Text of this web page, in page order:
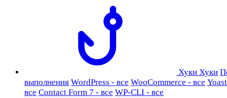
Хуки Хуки
выполнения WordPress - все WooCommerce - все
все Contact Form 7 - все WP-CLI - все